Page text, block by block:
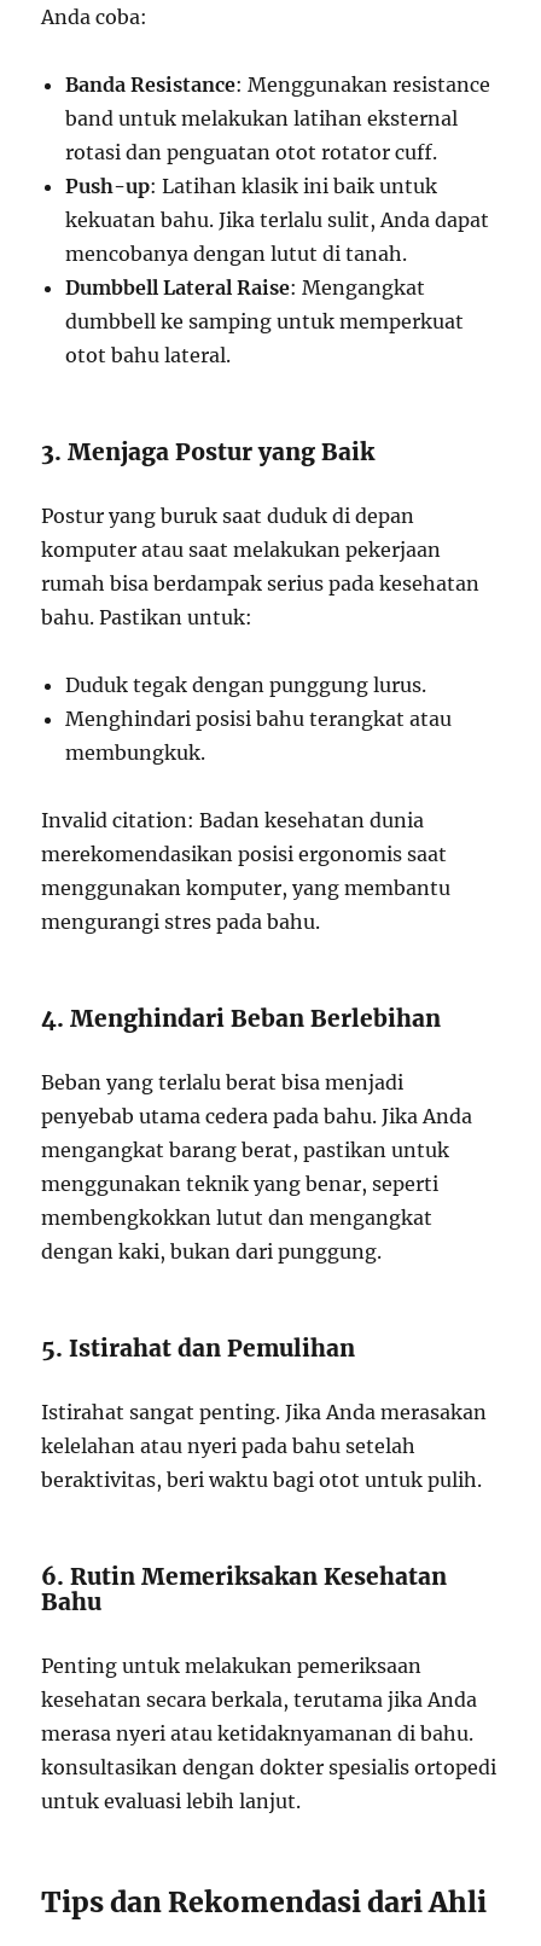
Anda coba:
Banda Resistance: Menggunakan resistance
band untuk melakukan latihan eksternal
rotasi dan penguatan otot rotator cuff.
Push-up: Latihan klasik ini baik untuk
kekuatan bahu. Jika terlalu sulit, Anda dapat
mencobanya dengan lutut di tanah.
Dumbbell Lateral Raise: Mengangkat
dumbbell ke samping untuk memperkuat
otot bahu lateral.
3. Menjaga Postur yang Baik
Postur yang buruk saat duduk di depan
komputer atau saat melakukan pekerjaan
rumah bisa berdampak serius pada kesehatan
bahu. Pastikan untuk:
Duduk tegak dengan punggung lurus.
Menghindari posisi bahu terangkat atau
membungkuk.
Invalid citation: Badan kesehatan dunia
merekomendasikan posisi ergonomis saat
menggunakan komputer, yang membantu
mengurangi stres pada bahu.
4. Menghindari Beban Berlebihan
Beban yang terlalu berat bisa menjadi
penyebab utama cedera pada bahu. Jika Anda
mengangkat barang berat, pastikan untuk
menggunakan teknik yang benar, seperti
membengkokkan lutut dan mengangkat
dengan kaki, bukan dari punggung.
5. Istirahat dan Pemulihan
Istirahat sangat penting. Jika Anda merasakan
kelelahan atau nyeri pada bahu setelah
beraktivitas, beri waktu bagi otot untuk pulih.
6. Rutin Memeriksakan Kesehatan
Bahu
Penting untuk melakukan pemeriksaan
kesehatan secara berkala, terutama jika Anda
merasa nyeri atau ketidaknyamanan di bahu.
konsultasikan dengan dokter spesialis ortopedi
untuk evaluasi lebih lanjut.
Tips dan Rekomendasi dari Ahli